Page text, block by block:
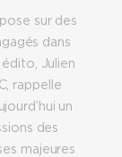
sur des
dans
Julien
rappelle
un
des
majeures